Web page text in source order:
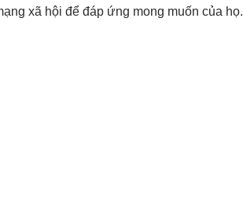
xã hội để đáp ứng mong muốn của họ.